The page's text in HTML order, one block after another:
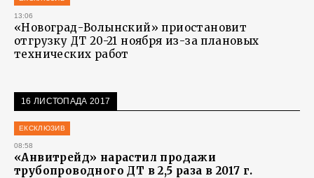
13:06
«Новоград-Волынский» приостановит
отгрузку ДТ 20-21 ноября из-за плановых
технических работ
16 ЛИСТОПАДА 2017
ЕКСКЛЮЗИВ
08:58
«Анвитрейд» нарастил продажи
трубопроводного ДТ в 2,5 раза в 2017 г.